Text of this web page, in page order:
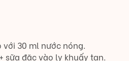
với 30 ml nước nóng.
sữa đặc vào ly khuấy tan.